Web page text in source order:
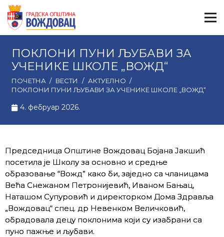
ПОКЛОНИ ПУНИ ЉУБАВИ ЗА
УЧЕНИКЕ ШКОЛЕ „ВОЖД“
ПОЧЕТНА / ВЕСТИ / АКТУЕЛНО /
ПОКЛОНИ ПУНИ ЉУБАВИ ЗА УЧЕНИКЕ ШКОЛЕ „ВОЖД“
4. фебруар 2026.
Председница Општине Вождовац Бојана Јакшић
посетилa je Школу за основно и средње
образовање “Вожд” како би, заједно са чланицама
Већа Снежаном Петронијевић, Иваном Бањац,
Наташом Супуровић и директорком Дома Здравља
„Вождовац“ спец. др Невенком Величковић,
обрадовала децу поклонима који су изабрани са
пуно пажње и љубави.